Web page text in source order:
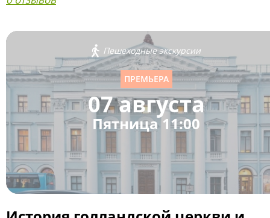
Пешеходные экскурсии
ПРЕМЬЕРА
07 августа
Пятница 11:00